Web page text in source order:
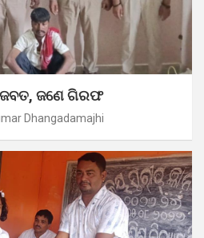
ଜବତ, ଜଣେ ଗିରଫ
Dhangadamajhi